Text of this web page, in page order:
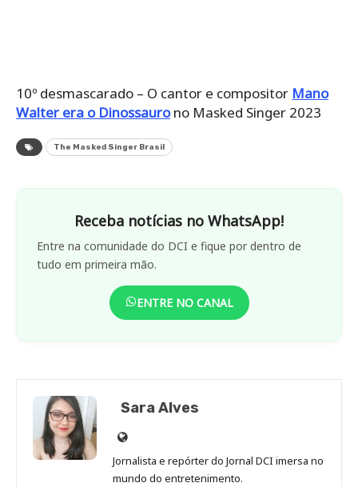
10º desmascarado – O cantor e compositor Mano
Walter era o Dinossaurono Masked Singer 2023
The Masked Singer Brasil
Receba notícias no WhatsApp!
Entre na comunidade do DCI e fique por dentro de
tudo em primeira mão.
ENTRE NO CANAL
Sara Alves
Site
de
Sara
Jornalista e repórter do Jornal DCI imersa no
mundo do entretenimento.